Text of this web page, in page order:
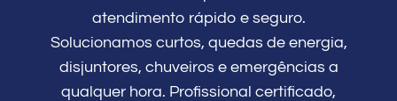
atendimento rápido e seguro.
Solucionamos curtos, quedas de energia,
disjuntores, chuveiros e emergências a
qualquer hora. Profissional certificado,